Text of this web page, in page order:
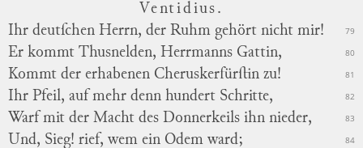
Ventidius.
Ihr deutſchen Herrn, der Ruhm gehört nicht mir!
79
Er kommt Thusnelden, Herrmanns Gattin, 80
Kommt der erhabenen Cheruskerfürſtin zu! 81
Ihr Pfeil, auf mehr denn hundert Schritte, 82
Warf mit der Macht des Donnerkeils ihn nieder, 83
Und, Sieg! rief, wem ein Odem ward; 84